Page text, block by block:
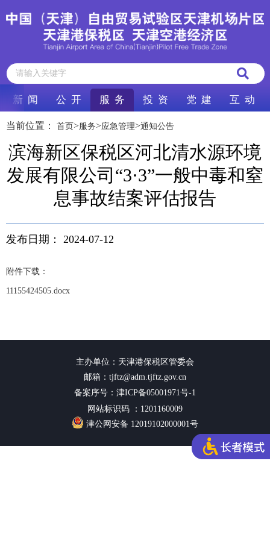
新 闻 公 开 服 务 投 资 党 建 互 动
当前位置： 首页>服务>应急管理>通知公告
滨海新区保税区河北清水源环境
发展有限公司“3·3”一般中毒和窒
息事故结案评估报告
发布日期： 2024-07-12
附件下载：
11155424505.docx
主办单位：天津港保税区管委会
邮箱：tjftz@adm.tjftz.gov.cn
备案序号：津ICP备05001971号-1
网站标识码 ：1201160009
津公网安备 12019102000001号